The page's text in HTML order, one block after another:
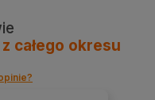
z całego okresu